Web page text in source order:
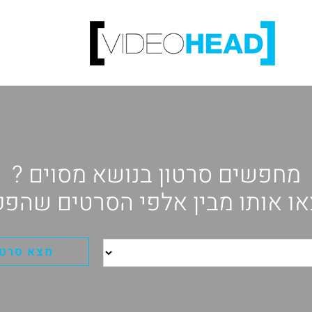
מחפשים סרטון בנושא מסוים ?
אותו מבין אלפי הסרטים